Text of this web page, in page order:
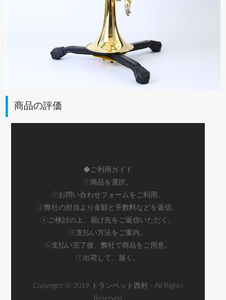
商品の評価
◆ご利用ガイド
①商品を選択。
②お問い合わせフォームをご利用。
③弊社の担当より金額と手数料などを返信。
④ご検討の上、届け先をご返信いただく。
⑤支払い方法をご案内。
⑥支払い完了後、弊社で商品をご用意。
⑦出荷して、届く。
Copyright © 2019 トランペット西村 - All Rights
Reserved